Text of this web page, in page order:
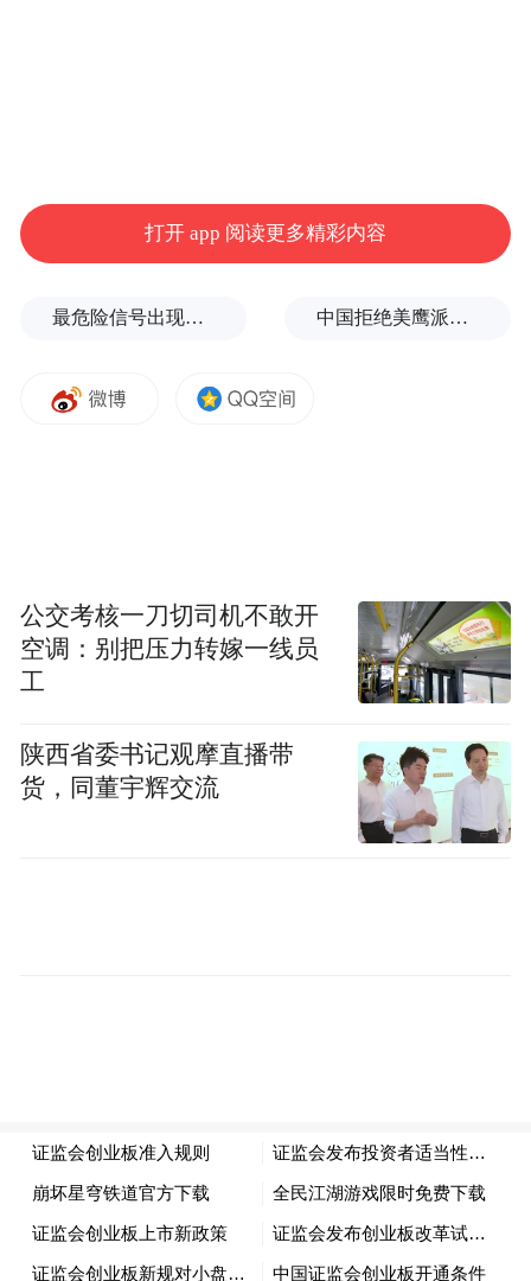
打开 app 阅读更多精彩内容
最危险信号出现！全球能源大动脉岌岌可危 中国拒绝美鹰派副防长访华？弦外之音被热议
公交考核一刀切司机不敢开
空调：别把压力转嫁一线员
工
陕西省委书记观摩直播带
货，同董宇辉交流